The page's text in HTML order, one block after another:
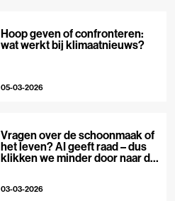
Hoop geven of confronteren:
wat werkt bij klimaatnieuws?
05-03-2026
Vragen over de schoonmaak of
het leven? AI geeft raad – dus
klikken we minder door naar de
03-03-2026